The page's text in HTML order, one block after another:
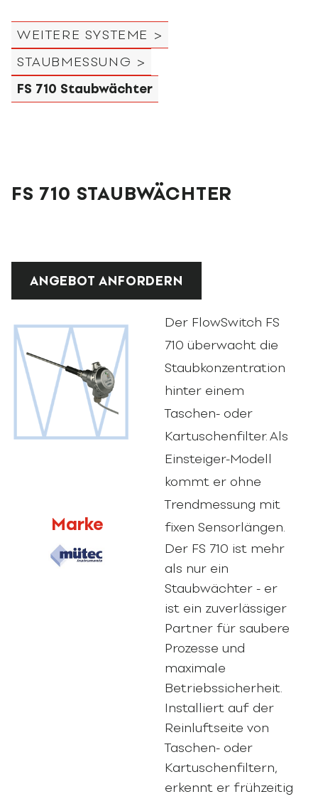
WEITERE SYSTEME >
STAUBMESSUNG >
FS 710 Staubwächter
FS 710 STAUBWÄCHTER
ANGEBOT ANFORDERN
Marke
Der FlowSwitch FS
710 überwacht die
Staubkonzentration
hinter einem
Taschen- oder
Kartuschenfilter. Als
Einsteiger-Modell
kommt er ohne
Trendmessung mit
fixen Sensorlängen.
Der FS 710 ist mehr
als nur ein
Staubwächter - er
ist ein zuverlässiger
Partner für saubere
Prozesse und
maximale
Betriebssicherheit.
Installiert auf der
Reinluftseite von
Taschen- oder
Kartuschenfiltern,
erkennt er frühzeitig